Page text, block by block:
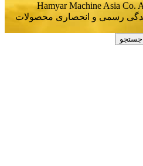
Hamyar Machine Asia Co.
رسمی و انحصاری محصولات
جستجو